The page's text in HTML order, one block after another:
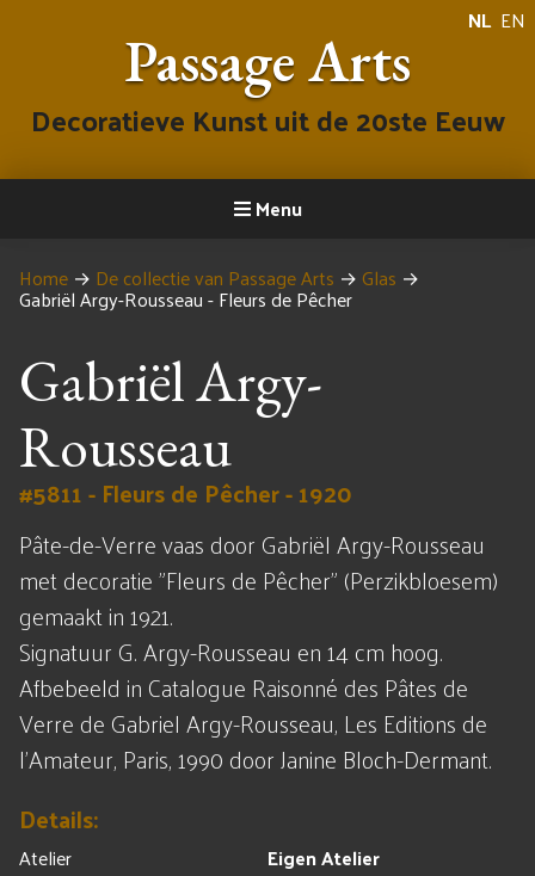
NL EN
Passage Arts
Decoratieve Kunst uit de 20ste Eeuw
Menu
Home → De collectie van Passage Arts → Glas →
Gabriël Argy-Rousseau - Fleurs de Pêcher
Gabriël Argy-
Rousseau
#5811 - Fleurs de Pêcher - 1920
Pâte-de-Verre vaas door Gabriël Argy-Rousseau
met decoratie "Fleurs de Pêcher" (Perzikbloesem)
gemaakt in 1921.
Signatuur G. Argy-Rousseau en 14 cm hoog.
Afbebeeld in Catalogue Raisonné des Pâtes de
Verre de Gabriel Argy-Rousseau, Les Editions de
l'Amateur, Paris, 1990 door Janine Bloch-Dermant.
Details:
Atelier
Eigen Atelier